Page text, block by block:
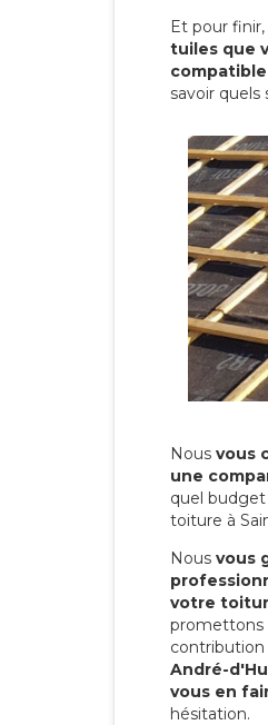
Et pour finir,
tuiles que
savoir
Nous vous
une
quel
toiture à
Nous vous
votre
promettons
contribution
André-
vous en
hésitation.